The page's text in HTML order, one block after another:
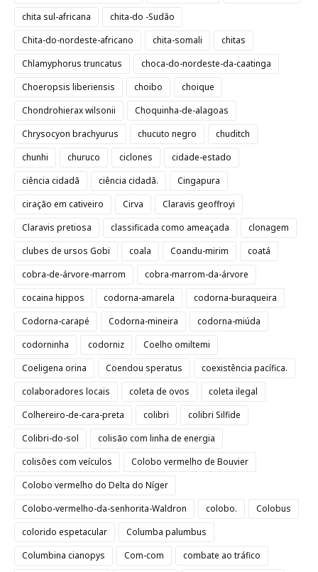
chita sul-africana
chita-do -Sudão
Chita-do-nordeste-africano
chita-somali
chitas
Chlamyphorus truncatus
choca-do-nordeste-da-caatinga
Choeropsis liberiensis
choibo
choique
Chondrohierax wilsonii
Choquinha-de-alagoas
Chrysocyon brachyurus
chucuto negro
chuditch
chunhi
churuco ciclones
cidade-estado
ciência cidadã
ciência cidadã.
Cingapura
ciração em cativeiro
Cirva
Claravis geoffroyi
Claravis pretiosa
classificada como ameaçada
clonagem
clubes de ursos Gobi
coala Coandu-mirim
coatá
cobra-de-árvore-marrom
cobra-marrom-da-árvore
cocaina hippos
codorna-amarela
codorna-buraqueira
Codorna-carapé
Codorna-mineira
codorna-miúda
codorninha
codorniz
Coelho omiltemi
Coeligena orina
Coendou speratus
coexistência pacífica.
colaboradores locais
coleta de ovos
coleta ilegal
Colhereiro-de-cara-preta
colibri
colibri Silfide
Colibri-do-sol
colisão com linha de energia
colisões com veículos
Colobo vermelho de Bouvier
Colobo vermelho do Delta do Níger
Colobo-vermelho-da-senhorita-Waldron
colobo.
Colobus
colorido espetacular
Columba palumbus
Columbina cianopys
Com-com
combate ao tráfico